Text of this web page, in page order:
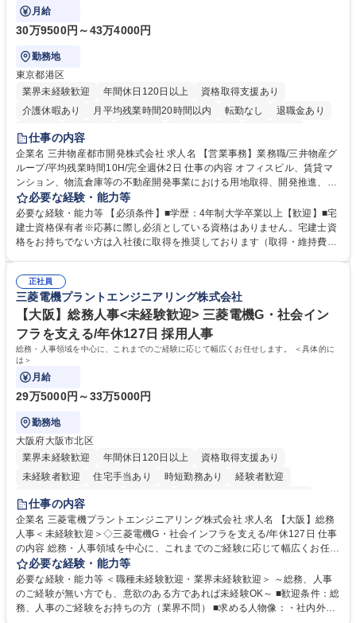
ます。
月給
30万9500円～43万4000円
勤務地
東京都港区
業界未経験歓迎
年間休日120日以上
資格取得支援あり
介護休暇あり
月平均残業時間20時間以内 転勤なし
退職金あり
在宅OK
賞与あり
駅近5分以内
土日祝休み 寮・社宅あり
仕事の内容
企業名 三井物産都市開発株式会社 求人名 【営業事務】業務職/三井物産グ
ループ/平均残業時間10H/完全週休2日 仕事の内容 オフィスビル、賃貸マ
ンション、物流倉庫等の不動産開発事業における用地取得、開発推進、賃
貸運営、売却、仲介・活用提案等を行う営業部門において事務業務を担当
いただきます。 【詳細】・契約書管理、契約書製本、捺印対応、ファイリ
ング、登記簿取得、調書取得・支払業務（各種費用支払、支払管理、請
求・支払データ登録、取引先マスター申請対応）・予算作成及び予実管
の他に担当頂く業務が発生する場合があります。 募集職種 【営業事務】
業務職/三井物産グループ/平均残業時間10H/完全週休2日
必要な経験・能力等
必要な経験・能力等 【必須条件】■学歴：4年制大学卒業以上【歓迎】■宅
建士資格保有者※応募に際し必須としている資格はありません。宅建士資
格をお持ちでない方は入社後に取得を推奨しております（取得・維持費用
ション力がある方。 ・チャレンジを厭わず、粘り強く業務に取り組める
方。多様な関係者と謙虚に信頼関係を構築でき、期限を意識したスケジュ
ール管理が出来る方。※将来的に他部署（営業部門、コーポレート部門）
へのジョブローテーションの可能性があります。 学歴・資格 学歴：大学
院 大学 語学力： 資格：宅地建物取引士
正社員
三菱電機プラントエンジニアリング株式会社
【大阪】総務人事<未経験歓迎> 三菱電機G・社会イン
フラを支える/年休127日 採用人事
総務・人事領域を中心に、これまでのご経験に応じて幅広くお任せします。 ＜具体的に
は＞
月給
29万5000円～33万5000円
勤務地
大阪府大阪市北区
業界未経験歓迎
年間休日120日以上
資格取得支援あり
未経験者歓迎
住宅手当あり 時短勤務あり
経験者歓迎
退職金あり
駅近5分以内
土日祝休み 服装自由 寮・社宅あり 食事補助あり
仕事の内容
企業名 三菱電機プラントエンジニアリング株式会社 求人名 【大阪】総務
人事＜未経験歓迎＞◇三菱電機G・社会インフラを支える/年休127日 仕事
の内容 総務・人事領域を中心に、これまでのご経験に応じて幅広くお任せ
します。 ＜具体的には＞ ・総務/人事労務（給与・社保・勤怠管理など）
・採用・教育研修 ・福利厚生運用 など ※基本的には事務所勤務ですが、
採用や教育等の業務内容により、関西圏以外への日帰り・宿泊を伴う国内
出張もございます。 ※担当業務を持ちつつ、お互いに助け合いながら、総
必要な経験・能力等
必要な経験・能力等 ＜職種未経験歓迎・業界未経験歓迎＞ ～総務、人事
のご経験が無い方でも、意欲のある方であれば未経験OK～ ■歓迎条件：総
務、人事のご経験をお持ちの方（業界不問） ■求める人物像：・社内外の